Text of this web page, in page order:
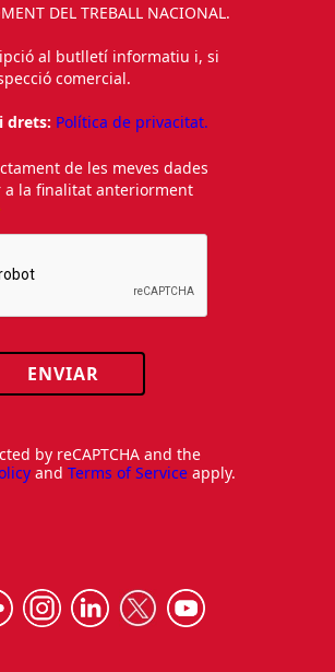
DEL TREBALL NACIONAL.
al butlletí informatiu i, si
comercial.
drets: Política de privacitat.
de les meves dades
a la finalitat anteriorment
ENVIAR
by reCAPTCHA and the
and Terms of Service apply.